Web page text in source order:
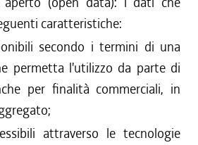
caratteristiche:
secondo i termini di una
permetta l'utilizzo da parte di
per finalità commerciali, in
attraverso le tecnologie